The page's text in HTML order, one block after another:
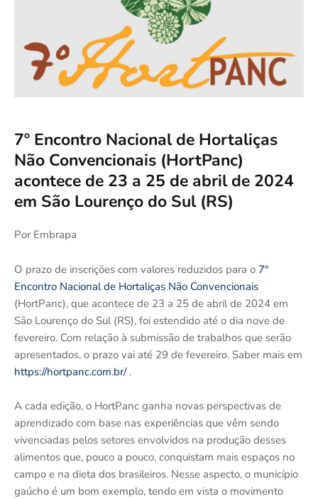
7º Encontro Nacional de Hortaliças
Não Convencionais (HortPanc)
acontece de 23 a 25 de abril de 2024
em São Lourenço do Sul (RS)
Por Embrapa
O prazo de inscrições com valores reduzidos para o 7º
Encontro Nacional de Hortaliças Não Convencionais
(HortPanc), que acontece de 23 a 25 de abril de 2024 em
São Lourenço do Sul (RS), foi estendido até o dia nove de
fevereiro. Com relação à submissão de trabalhos que serão
apresentados, o prazo vai até 29 de fevereiro. Saber mais em
https://hortpanc.com.br/ .
A cada edição, o HortPanc ganha novas perspectivas de
aprendizado com base nas experiências que vêm sendo
vivenciadas pelos setores envolvidos na produção desses
alimentos que, pouco a pouco, conquistam mais espaços no
campo e na dieta dos brasileiros. Nesse aspecto, o município
gaúcho é um bom exemplo, tendo em vista o movimento